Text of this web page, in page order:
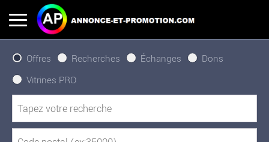
Offres Recherches Échanges
Dons
Vitrines PRO